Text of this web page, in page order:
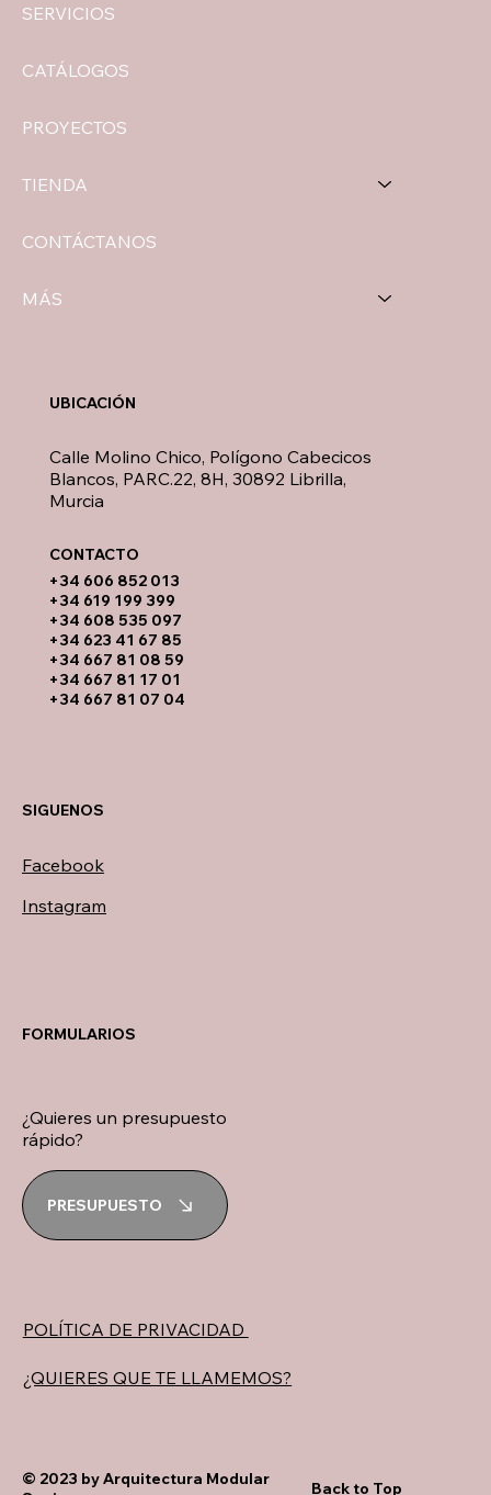
SERVICIOS
CATÁLOGOS
PROYECTOS
TIENDA
CONTÁCTANOS
MÁS
​+34 606 852 013
+34 619 199 399
​+34 608 535 097
+34 623 41 67 85
+34 667 81 08 59
+34 667 81 17 01
+34 667 81 07 04
Calle Molino Chico, Polígono Cabecicos
Blancos, PARC.22, 8H, 30892 Librilla,
Murcia
UBICACIÓN
CONTACTO​
SIGUENOS
Facebook
Instagram
FORMULARIOS
¿Quieres un presupuesto
rápido?
PRESUPUESTO
POLÍTICA DE PRIVACIDAD
¿QUIERES QUE TE LLAMEMOS?
© 2023 by Arquitectura Modular
Back to Top